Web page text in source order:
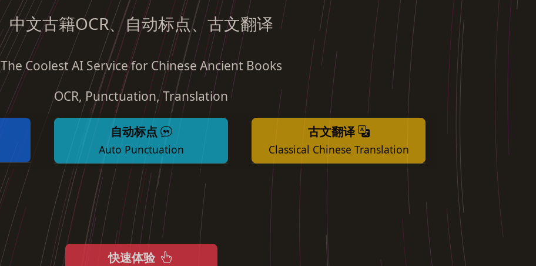
中文古籍OCR、自动标点、古文翻译
The Coolest AI Service for Chinese Ancient Books
OCR, Punctuation, Translation
自动标点
Auto Punctuation
古文翻译
Classical Chinese Translation
快速体验